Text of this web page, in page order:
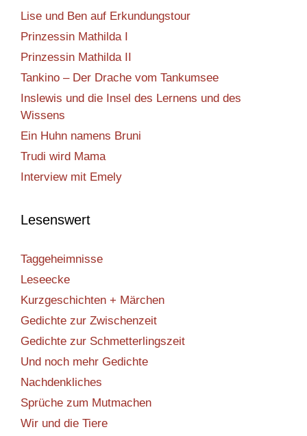
Lise und Ben auf Erkundungstour
Prinzessin Mathilda I
Prinzessin Mathilda II
Tankino – Der Drache vom Tankumsee
Inslewis und die Insel des Lernens und des
Wissens
Ein Huhn namens Bruni
Trudi wird Mama
Interview mit Emely
Lesenswert
Taggeheimnisse
Leseecke
Kurzgeschichten + Märchen
Gedichte zur Zwischenzeit
Gedichte zur Schmetterlingszeit
Und noch mehr Gedichte
Nachdenkliches
Sprüche zum Mutmachen
Wir und die Tiere